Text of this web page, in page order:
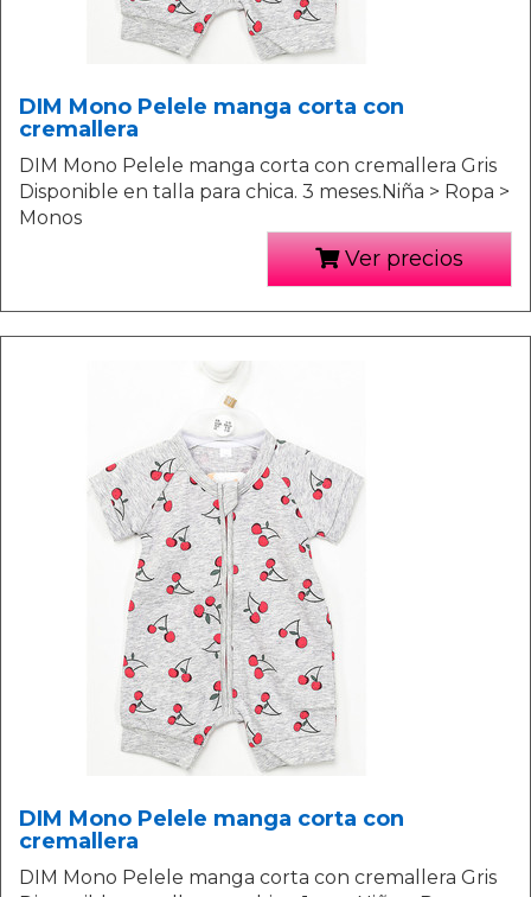
DIM Mono Pelele manga corta con
cremallera
DIM Mono Pelele manga corta con cremallera Gris
Disponible en talla para chica. 3 meses.Niña > Ropa >
Monos
Ver precios
DIM Mono Pelele manga corta con
cremallera
DIM Mono Pelele manga corta con cremallera Gris